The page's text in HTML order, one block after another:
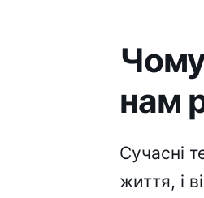
нам
Сучасні
життя, і